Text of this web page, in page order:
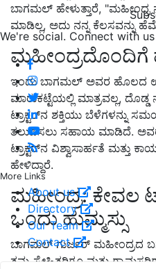
We're social. Connect with
More Links
About us
Directory
Our Team
Contact
ಬಾಗಮಲ್ ಹೇಳುತ್ತಾರೆ, "ಮಹೀಂದ್ರ
ಮಾಡಿಲ್ಲ, ಅದು ನನ್ನ ಕೆಲಸವನ್ನು
ಮಹೀಂದ್ರದೊಂದಿಗೆ
ಇಂದು ಬಾಗಮಲ್ ಅವರ ಹೊಲದ
ಮಾರುಕಟ್ಟೆಯಲ್ಲಿ ಮಾತ್ರವಲ್ಲ,
ಟ್ರಾಕ್ಟರ್‌ನ ಶಕ್ತಿಯು ಬೆಳೆಗಳನ್ನು
ತಲುಪಿಸಲು ಸಹಾಯ ಮಾಡಿದೆ.
ಟ್ರಾಕ್ಟರ್‌ನ ವಿಶ್ವಾಸಾರ್ಹತೆ ಮತ್ತು
ಹೇಳಿದ್ದಾರೆ.
ಮಹೀಂದ್ರ: ಕೇವಲ
ಒಂದು ಹುಮ್ಮಸ್ಸು
ಬಾಗಮಲ್ ಗುರ್ಜರ್ ಮಹೀಂದ್ರದ
ತಮ್ಮ ಸ್ನೇಹಿತರಿಗೂ ಮತ್ತು